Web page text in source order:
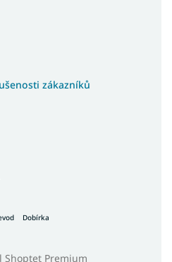
zákazníků
Dobírka
Shoptet Premium